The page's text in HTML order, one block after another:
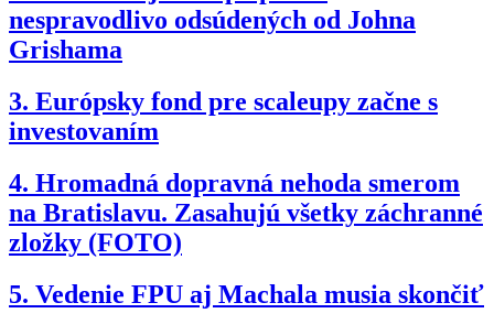
nespravodlivo odsúdených od Johna
Grishama
3. Európsky fond pre scaleupy začne s
investovaním
4. Hromadná dopravná nehoda smerom
na Bratislavu. Zasahujú všetky záchranné
zložky (FOTO)
5. Vedenie FPU aj Machala musia skončiť